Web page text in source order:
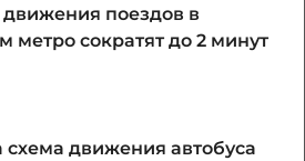
поездов в
метро сократят до 2 минут
движения автобуса